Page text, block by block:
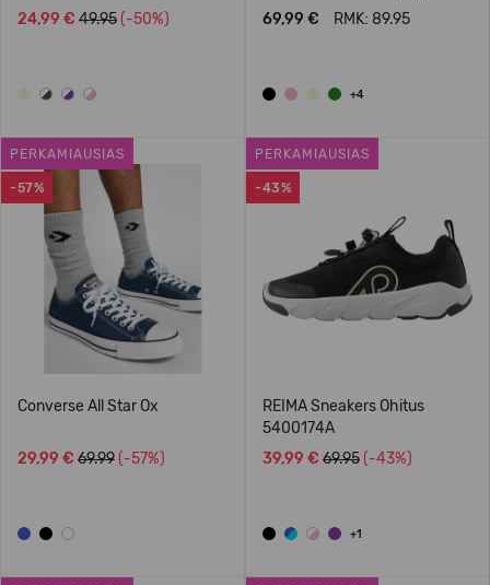
24,99 € 49.95 (-50%)
5100045B
69,99 € RMK: 89.95
+4
-57%
PERKAMIAUSIAS
Converse All Star Ox
29,99 € 69.99 (-57%)
-43%
PERKAMIAUSIAS
REIMA Sneakers Ohitus
5400174A
39,99 € 69.95 (-43%)
+1